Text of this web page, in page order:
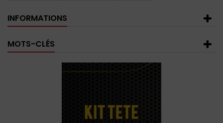
INFORMATIONS
MOTS-CLÉS